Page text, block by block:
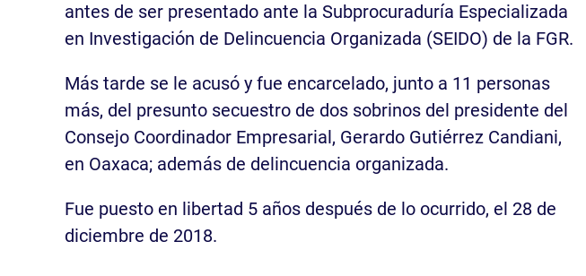
antes de ser presentado ante la Subprocuraduría Especializada
en Investigación de Delincuencia Organizada (SEIDO) de la FGR.
Más tarde se le acusó y fue encarcelado, junto a 11 personas
más, del presunto secuestro de dos sobrinos del presidente del
Consejo Coordinador Empresarial, Gerardo Gutiérrez Candiani,
en Oaxaca; además de delincuencia organizada.
Fue puesto en libertad 5 años después de lo ocurrido, el 28 de
diciembre de 2018.